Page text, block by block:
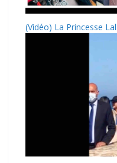
(Vidéo) La Princesse